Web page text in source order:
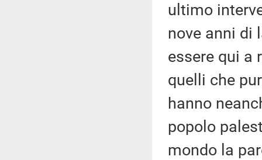
ultimo
nove anni di
essere qui a
quelli che
hanno
popolo
mondo la